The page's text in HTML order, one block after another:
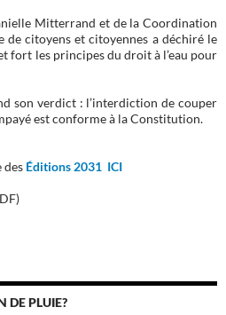
Mitterrand et de la Coordination
de citoyens et citoyennes a déchiré le
fort les principes du droit à l’eau pour
son verdict : l’interdiction de couper
est conforme à la Constitution.
des Éditions 2031 ICI
DE PLUIE?